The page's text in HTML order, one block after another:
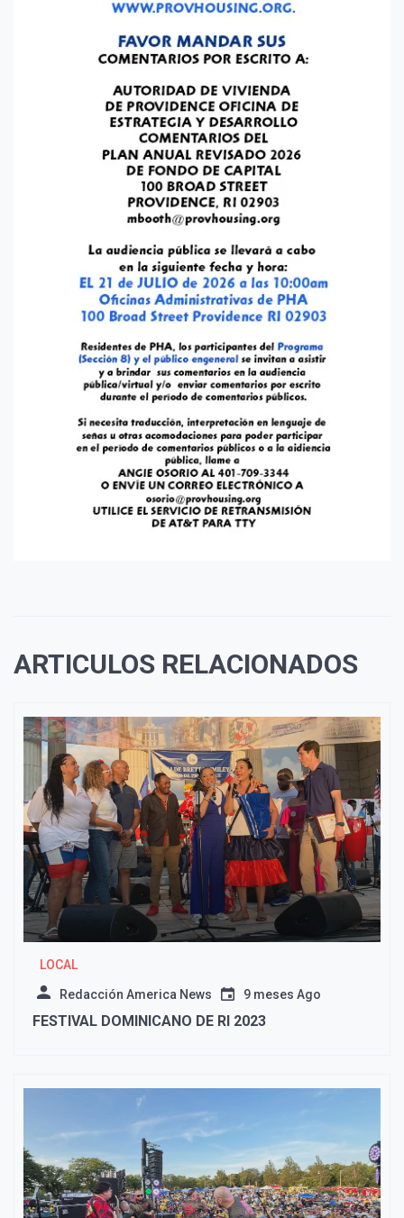
ARTICULOS RELACIONADOS
LOCAL
Redacción America News 9 meses Ago
FESTIVAL DOMINICANO DE RI 2023